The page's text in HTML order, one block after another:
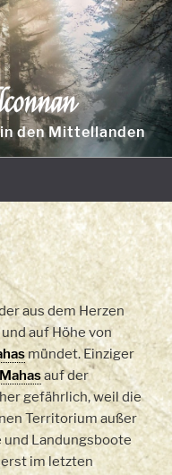
den Mittellanden
aus dem Herzen
auf Höhe von
mündet. Einziger
Mahasauf der
gefährlich, weil die
Territorium außer
und Landungsboote
im letzten